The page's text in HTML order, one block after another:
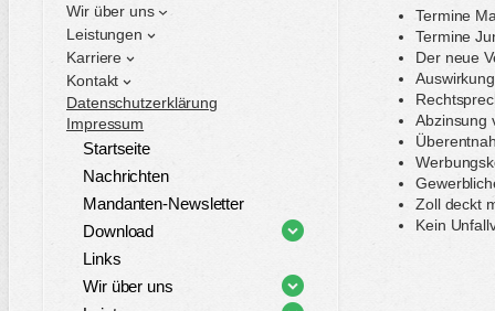
Wir über uns
Leistungen
Karriere
Kontakt
Datenschutzerklärung
Impressum
Startseite
Nachrichten
Mandanten-Newsletter
Download
Links
Wir über uns
Termine
Termine
Der neue
Abzinsung
Zoll deckt
Kein